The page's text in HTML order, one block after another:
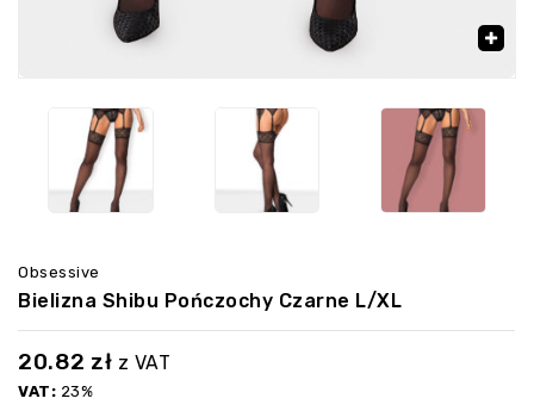
Obsessive
Bielizna Shibu Pończochy Czarne L/XL
20.82 zł z VAT
VAT: 23%